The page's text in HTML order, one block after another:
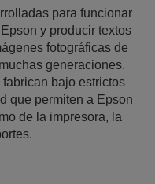
para funcionar
y producir textos
fotográficas de
generaciones.
fabrican bajo estrictos
que permiten a Epson
de la impresora, la